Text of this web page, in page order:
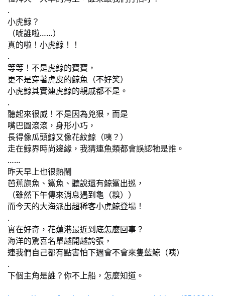
.
小虎鯨？
（唬誰啦……）
真的啦！小虎鯨！！
.
等等！不是虎鯨的寶寶，
更不是穿著虎皮的鯨魚（不好笑）
小虎鯨其實連虎鯨的親戚都不是。
.
聽起來很威！不是因為兇狠，而是
嘴巴圓滾滾，身形小巧，
長得像瓜頭鯨又像花紋鯨（咦？）
走在鯨界時尚邊緣，我猜連魚類都會誤認牠是誰。
……
昨天早上也很熱鬧
芭蕉旗魚、鯊魚、聽說還有鯨鯊出巡，
（雖然下午傳來消息遇到龜（糗））
而今天的大海派出超稀客小虎鯨登場！
.
實在好奇，花蓮港最近到底怎麼回事？
海洋的驚喜名單越開越誇張，
連我們自己都有點害怕下週會不會來隻藍鯨（咦）
.
下個主角是誰？你不上船，怎麼知道。